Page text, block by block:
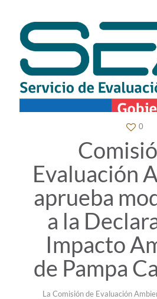
0
Evaluación
aprueba
a la
Impacto
de Pampa
La Comisión de Evaluación